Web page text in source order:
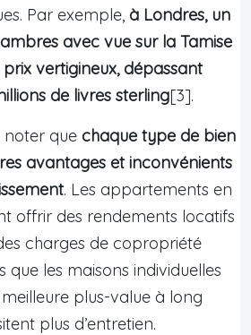
Par exemple, à Londres, un
avec vue sur la Tamise
vertigineux, dépassant
de livres sterling[3].
que chaque type de bien
avantages et inconvénients
. Les appartements en
offrir des rendements locatifs
charges de copropriété
que les maisons individuelles
plus-value à long
plus d’entretien.